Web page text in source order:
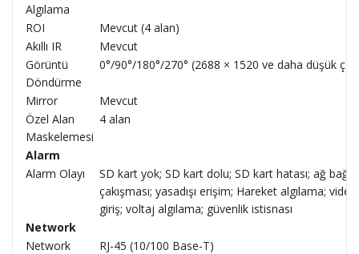
Algılama
ROI
Mevcut (4 alan)
Akıllı IR
Mevcut
Görüntü
Döndürme
0°/90°/180°/270° (2688 × 1520 ve daha düşük
Mirror
Mevcut
Özel Alan
Maskelemesi
4 alan
Alarm
Alarm Olayı
SD kart yok; SD kart dolu; SD kart hatası; ağ
çakışması; yasadışı erişim; Hareket algılama;
giriş; voltaj algılama; güvenlik istisnası
Network
Network
RJ-45 (10/100 Base-T)